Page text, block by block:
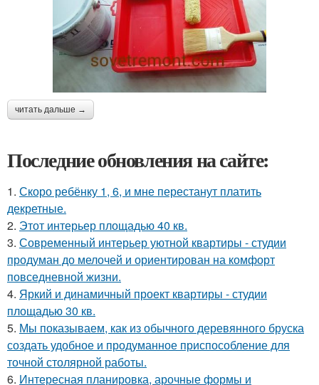
читать дальше →
Последние обновления на сайте:
1. Скоро ребёнку 1, 6, и мне перестанут платить
декретные.
2. Этот интерьер площадью 40 кв.
3. Современный интерьер уютной квартиры - студии
продуман до мелочей и ориентирован на комфорт
повседневной жизни.
4. Яркий и динамичный проект квартиры - студии
площадью 30 кв.
5. Мы показываем, как из обычного деревянного бруска
создать удобное и продуманное приспособление для
точной столярной работы.
6. Интересная планировка, арочные формы и